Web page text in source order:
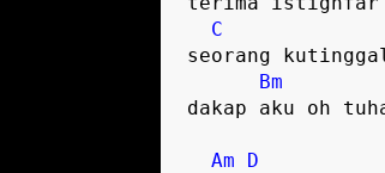
C
seorang kutinggal
Bm
dakap aku oh
Am
D